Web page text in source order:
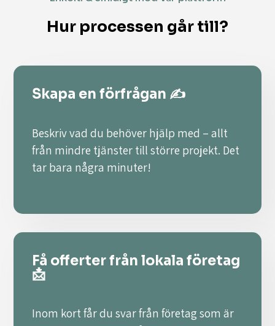
Hur processen går till?
Skapa en förfrågan ✍️
Beskriv vad du behöver hjälp med – allt
från mindre tjänster till större projekt. Det
tar bara några minuter!
Få offerter från lokala företag
📩
Inom kort får du svar från företag som är